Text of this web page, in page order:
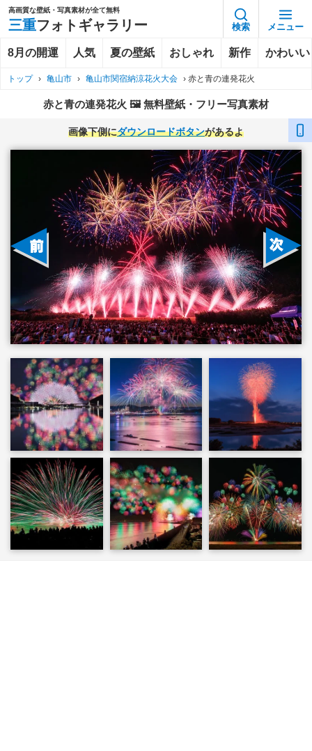
高画質な壁紙・写真素材が全て無料
三重フォトギャラリー 検索 メニュー
8月の開運 人気 夏の壁紙 おしゃれ 新作 かわいい
トップ › 亀山市 › 亀山市関宿納涼花火大会 › 赤と青の連発花火
赤と青の連発花火 🖼️ 無料壁紙・フリー写真素材
画像下側にダウンロードボタンがあるよ